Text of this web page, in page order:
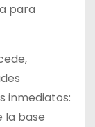
para
inmediatos:
la base